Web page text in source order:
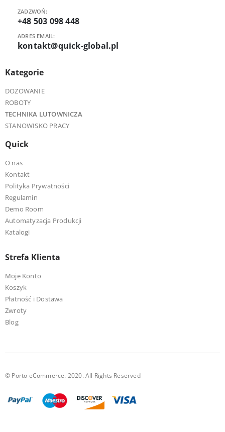
ZADZWOŃ:
+48 503 098 448
ADRES EMAIL:
kontakt@quick-global.pl
Kategorie
DOZOWANIE
ROBOTY
TECHNIKA LUTOWNICZA
STANOWISKO PRACY
Quick
O nas
Kontakt
Polityka Prywatności
Regulamin
Demo Room
Automatyzacja Produkcji
Katalogi
Strefa Klienta
Moje Konto
Koszyk
Płatność i Dostawa
Zwroty
Blog
© Porto eCommerce. 2020. All Rights Reserved